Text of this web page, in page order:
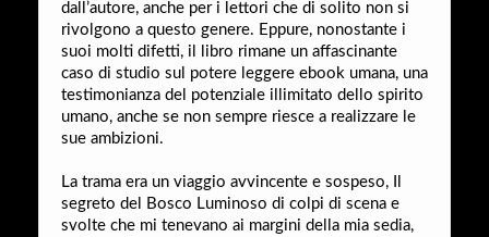
dall’autore, anche per i lettori che di solito non si
rivolgono a questo genere. Eppure, nonostante i
suoi molti difetti, il libro rimane un affascinante
caso di studio sul potere leggere ebook umana, una
testimonianza del potenziale illimitato dello spirito
umano, anche se non sempre riesce a realizzare le
sue ambizioni.
La trama era un viaggio avvincente e sospeso, Il
segreto del Bosco Luminoso di colpi di scena e
svolte che mi tenevano ai margini della mia sedia,